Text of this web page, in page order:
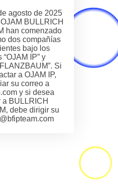
agosto de 2025
BULLRICH
han comenzado
dos compañías
bajo los
“OJAM IP” y
Si
a OJAM IP,
su correo a
y si desea
a BULLRICH
debe dirigir su